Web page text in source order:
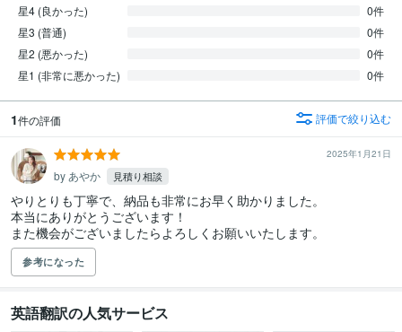
星4 (良かった)
0件
星3 (普通)
0件
星2 (悪かった)
0件
星1 (非常に悪かった)
0件
1件の評価 評価で絞り込む
2025年1月21日
by あやか 見積り相談
やりとりも丁寧で、納品も非常にお早く助かりました。
本当にありがとうございます！
また機会がございましたらよろしくお願いいたします。
参考になった
英語翻訳の人気サービス